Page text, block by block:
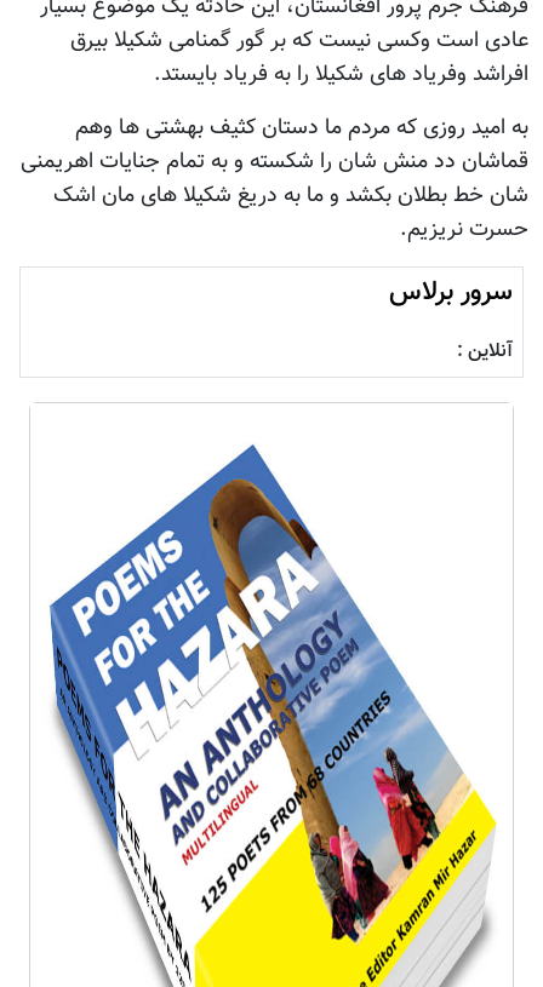
فرهنگ جرم پرور افغانستان، این حادثه یک موضوع بسیار
عادی است وکسی نیست که بر گور گمنامی شکیلا بیرق
افراشد وفریاد های شکیلا را به فریاد بایستد.
به امید روزی که مردم ما دستان کثیف بهشتی ها وهم
قماشان دد منش شان را شکسته و به تمام جنایات اهریمنی
شان خط بطلان بکشد و ما به دریغ شکیلا های مان اشک
حسرت نریزیم.
سرور برلاس
آنلاین :